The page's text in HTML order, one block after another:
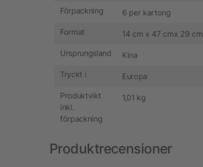
Förpackning 6 per kartong
Format 14 cm x 47 cmx 29 cm
Ursprungsland Kina
Tryckt i Europa
Produktvikt
inkl.
förpackning
1,01 kg
Produktrecensioner